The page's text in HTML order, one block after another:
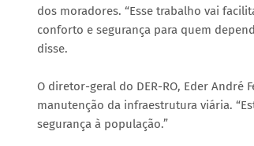
dos moradores. “Esse trabalho vai
conforto e segurança para quem
disse.
O diretor-geral do DER-RO, Eder
manutenção da infraestrutura viária.
segurança à população.”